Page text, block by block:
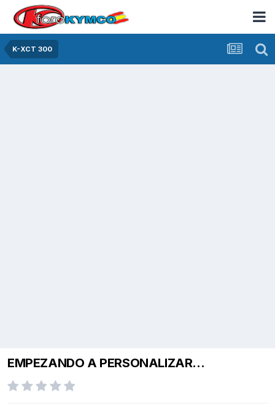
K-XCT 300
EMPEZANDO A PERSONALIZAR...